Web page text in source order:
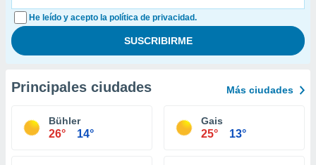
He leído y acepto la política de privacidad.
Principales ciudades Más ciudades
Bühler
26° 14°
Gais
25° 13°